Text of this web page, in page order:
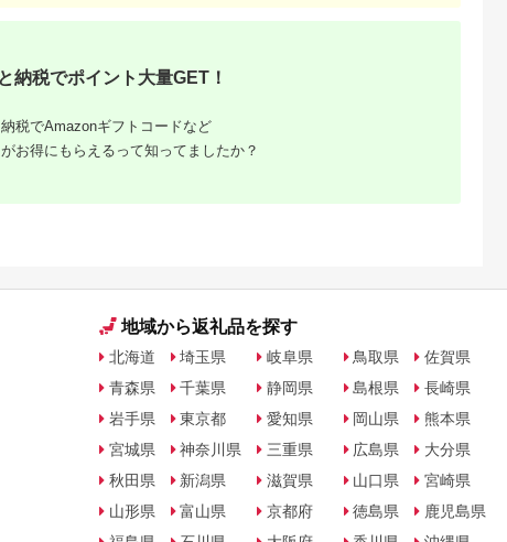
天ふるさと納
賀野市
受賞】【特別
21,000円
出典：楽天ふるさと納
生はちみつ アカシ
寄付金額:23,500円 寄付金額:19,000円 寄付金額:13,000
納税でポイント大量GET！
税でAmazonギフトコードなど
お得にもらえるって知ってましたか？
地域から返礼品を探す
北海道
青森県
岩手県
宮城県
秋田県
山形県
埼玉県
千葉県
東京都
神奈川県
新潟県
富山県
岐阜県
静岡県
愛知県
三重県
滋賀県
京都府
鳥取県
島根県
岡山県
広島県
山口県
徳島県
佐賀県
長崎県
熊本県
大分県
宮崎県
鹿児島県